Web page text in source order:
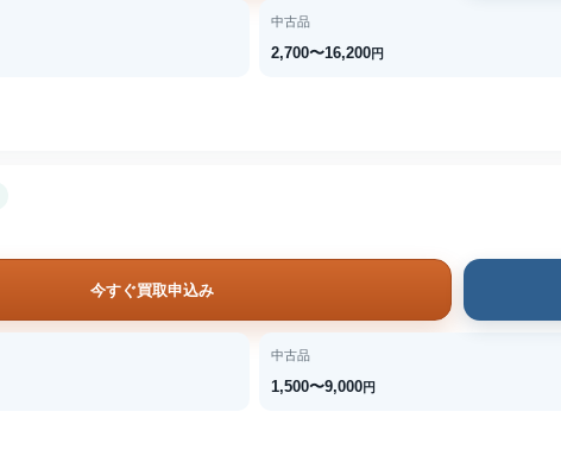
中古品
2,700〜16,200円
今すぐ買取申込み
中古品
1,500〜9,000円